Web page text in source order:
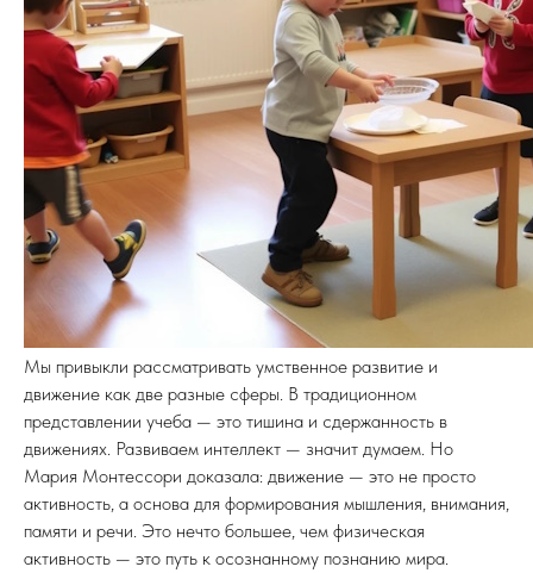
Мы привыкли рассматривать умственное развитие и
движение как две разные сферы. В традиционном
представлении учеба — это тишина и сдержанность в
движениях. Развиваем интеллект — значит думаем. Но
Мария Монтессори доказала: движение — это не просто
активность, а основа для формирования мышления, внимания,
памяти и речи. Это нечто большее, чем физическая
активность — это путь к осознанному познанию мира.